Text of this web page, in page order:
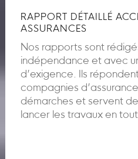
RAPPORT DÉTAILLÉ
ASSURANCES
Nos rapports sont
indépendance et avec
d’exigence. Ils
compagnies
démarches et servent
lancer les travaux en